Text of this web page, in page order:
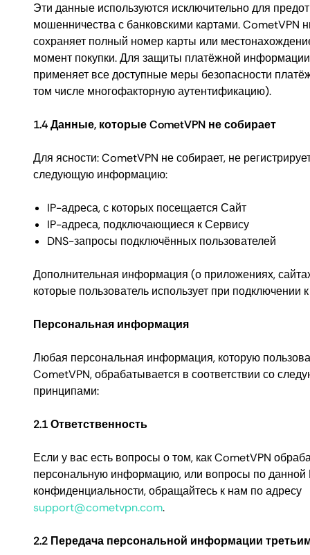
Эти данные используются исключительно для
мошенничества с банковскими картами. CometVPN
сохраняет полный номер карты или
момент покупки. Для защиты платёжной
применяет все доступные меры безопасности
том числе многофакторную аутентификацию).
1.4 Данные, которые CometVPN не собирает
Для ясности: CometVPN не собирает, не
следующую информацию:
IP-адреса, с которых посещается Сайт
IP-адреса, подключающиеся к Сервису
DNS-запросы подключённых пользователей
Дополнительная информация (о приложениях,
которые пользователь использует при подключении
Персональная информация
Любая персональная информация, которую
CometVPN, обрабатывается в соответствии со
принципами:
2.1 Ответственность
Если у вас есть вопросы о том, как CometVPN
персональную информацию, или вопросы по данной
конфиденциальности, обращайтесь к нам по адресу
support@cometvpn.com.
2.2 Передача персональной информации